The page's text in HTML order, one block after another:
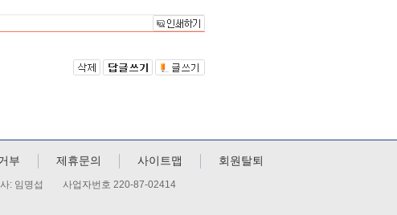
부 제휴문의 사이트맵 회원탈퇴
: 임명섭 사업자번호 220-87-02414